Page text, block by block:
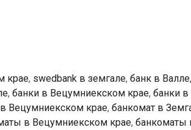
крае, swedbank в земгале, банк в Валле,
, банки в Вецумниекском крае, банки в
Вецумниекском крае, банкомат в
в Вецумниекском крае, банкоматы